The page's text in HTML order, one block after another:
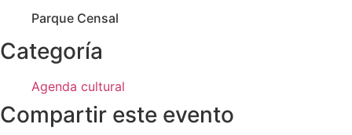
Parque Censal
Categoría
Agenda cultural
Compartir este evento